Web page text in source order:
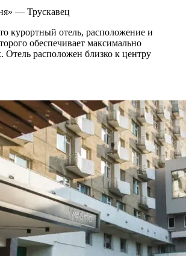
— Трускавец
курортный отель, расположение и
обеспечивает максимально
расположен близко к центру